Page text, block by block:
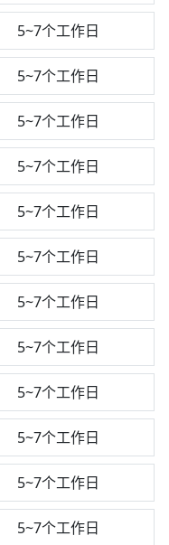
5~7个工作日
5~7个工作日
5~7个工作日
5~7个工作日
5~7个工作日
5~7个工作日
5~7个工作日
5~7个工作日
5~7个工作日
5~7个工作日
5~7个工作日
5~7个工作日